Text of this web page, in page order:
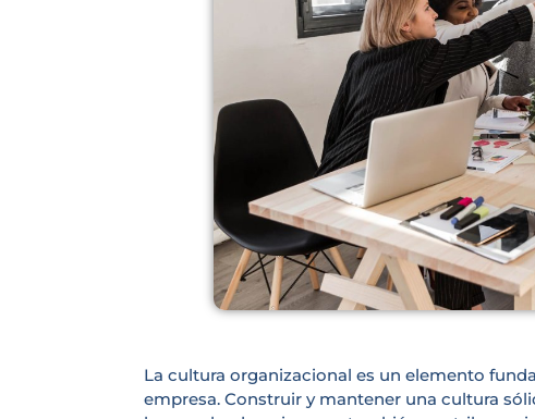
La cultura organizacional es un elemento
empresa. Construir y mantener una cultura